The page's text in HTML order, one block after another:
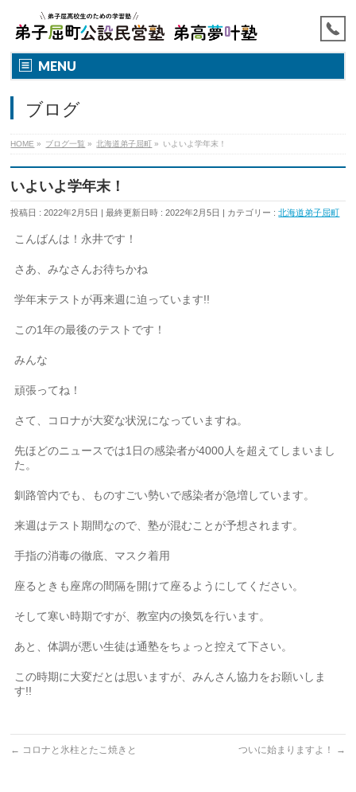
MENU
ブログ
HOME » ブログ一覧 » 北海道弟子屈町 » いよいよ学年末！
いよいよ学年末！
投稿日 : 2022年2月5日 最終更新日時 : 2022年2月5日 カテゴリー :北海道弟子屈町
こんばんは！永井です！
さあ、みなさんお待ちかね
学年末テストが再来週に迫っています!!
この1年の最後のテストです！
みんな
頑張ってね！
さて、コロナが大変な状況になっていますね。
先ほどのニュースでは1日の感染者が4000人を超えてしまいまし
た。
釧路管内でも、ものすごい勢いで感染者が急増しています。
来週はテスト期間なので、塾が混むことが予想されます。
手指の消毒の徹底、マスク着用
座るときも座席の間隔を開けて座るようにしてください。
そして寒い時期ですが、教室内の換気を行います。
あと、体調が悪い生徒は通塾をちょっと控えて下さい。
この時期に大変だとは思いますが、みんさん協力をお願いしま
す!!
← コロナと氷柱とたこ焼きと ついに始まりますよ！ →